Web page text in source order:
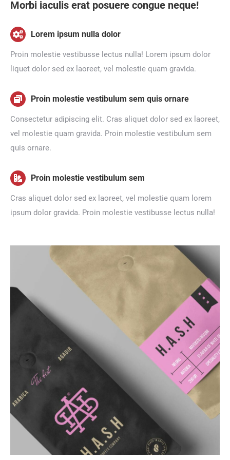
Morbi iaculis erat posuere congue neque!
Lorem ipsum nulla dolor
Proin molestie vestibusse lectus nulla! Lorem ipsum dolor
liquet dolor sed ex laoreet, vel molestie quam gravida.
Proin molestie vestibulum sem quis ornare
Consectetur adipiscing elit. Cras aliquet dolor sed ex laoreet,
vel molestie quam gravida. Proin molestie vestibulum sem
quis ornare.
Proin molestie vestibulum sem
Cras aliquet dolor sed ex laoreet, vel molestie quam lorem
ipsum dolor gravida. Proin molestie vestibusse lectus nulla!